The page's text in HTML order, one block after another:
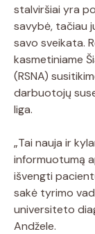
stalviršiai yra
savybė, tačiau
savo sveikata.
kasmetiniame
(RSNA)
darbuotojų
liga.
„Tai nauja ir
informuotumą
išvengti
sakė tyrimo
universiteto
Andžele.